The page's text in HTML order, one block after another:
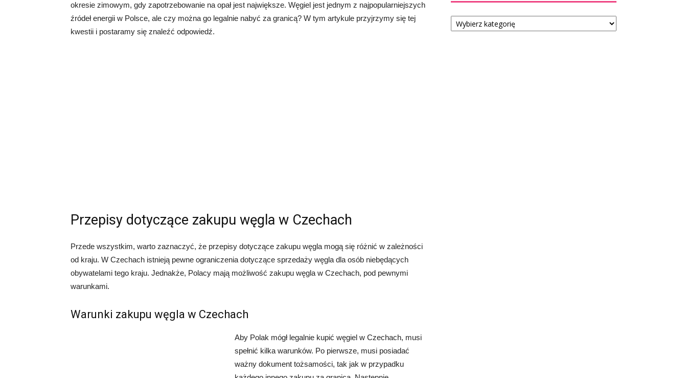
okresie zimowym, gdy zapotrzebowanie na opał jest największe. Węgiel jest jednym z najpopularniejszych
źródeł energii w Polsce, ale czy można go legalnie nabyć za granicą? W tym artykule przyjrzymy się tej
kwestii i postaramy się znaleźć odpowiedź.
Przepisy dotyczące zakupu węgla w Czechach
Przede wszystkim, warto zaznaczyć, że przepisy dotyczące zakupu węgla mogą się różnić w zależności
od kraju. W Czechach istnieją pewne ograniczenia dotyczące sprzedaży węgla dla osób niebędących
obywatelami tego kraju. Jednakże, Polacy mają możliwość zakupu węgla w Czechach, pod pewnymi
warunkami.
Warunki zakupu węgla w Czechach
Aby Polak mógł legalnie kupić węgiel w Czechach, musi
spełnić kilka warunków. Po pierwsze, musi posiadać
ważny dokument tożsamości, tak jak w przypadku
Kategorie